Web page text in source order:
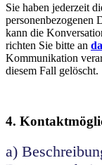
Sie haben jederzeit
personenbezogenen
kann die
richten Sie bitte an
Kommunikation
diesem Fall gelöscht.
4.
a)